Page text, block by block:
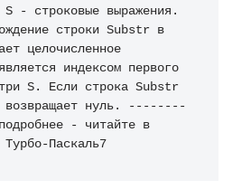
- строковые выражения.
строки Substr в
целочисленное
индексом первого
S. Если строка Substr
возвращает нуль. --------
- читайте в
Паскаль7